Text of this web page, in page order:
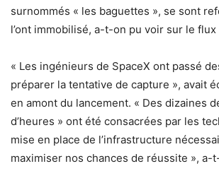
surnommés « les baguettes », se sont
l’ont immobilisé, a-t-on pu voir sur le flux
« Les ingénieurs de SpaceX ont passé
préparer la tentative de capture », avait
en amont du lancement. « Des dizaines
d’heures » ont été consacrées par les
mise en place de l’infrastructure
maximiser nos chances de réussite », a-